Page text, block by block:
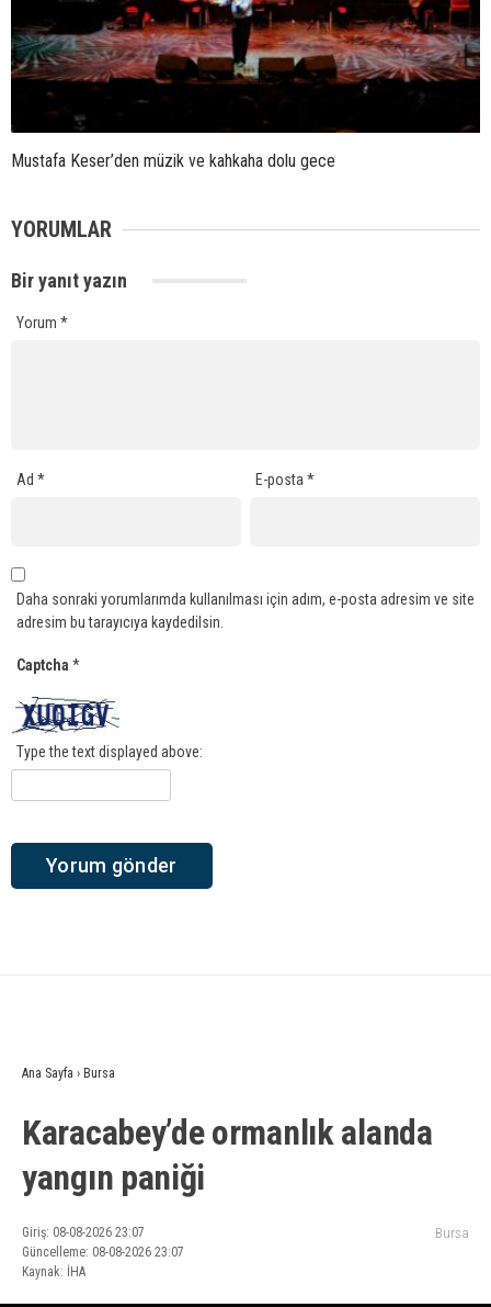
Mustafa Keser’den müzik ve kahkaha dolu gece
YORUMLAR
Bir yanıt yazın
Yorum *
Ad * E-posta*
Daha sonraki yorumlarımda kullanılması için adım, e-posta adresim ve site
adresim bu tarayıcıya kaydedilsin.
Captcha *
Type the text displayed above:
Ana Sayfa › Bursa
Karacabey’de ormanlık alanda
yangın paniği
Giriş: 08-08-2026 23:07
Güncelleme: 08-08-2026 23:07
Kaynak: İHA
Bursa